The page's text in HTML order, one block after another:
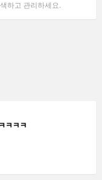
하고 관리하세요.
ㅋㅋㅋㅋㅋ